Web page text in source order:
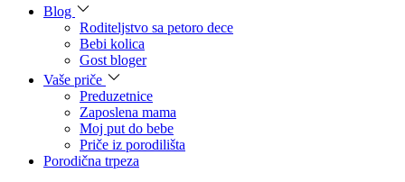
Blog
Roditeljstvo sa petoro dece
Bebi kolica
Gost bloger
Vaše priče
Preduzetnice
Zaposlena mama
Moj put do bebe
Priče iz porodilišta
Porodična trpeza